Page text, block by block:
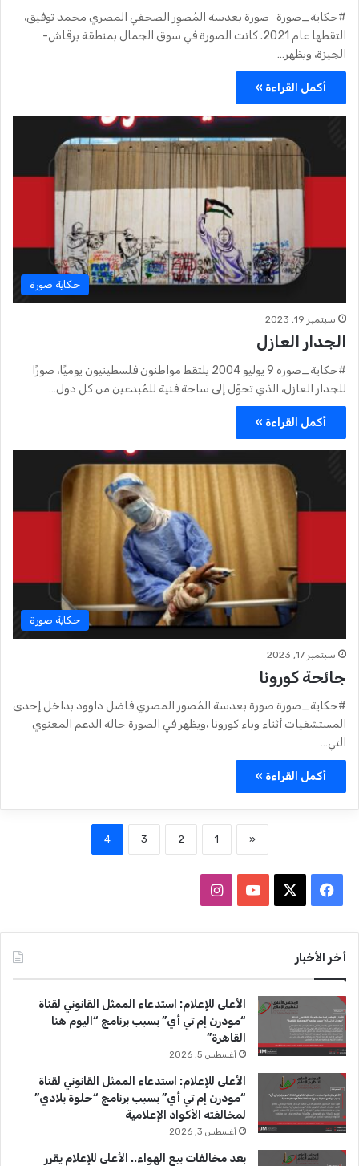
#حكاية_صورة صورة بعدسة المُصوِر الصحفي المصري محمد توفيق،
التقطها عام 2021. كانت الصورة في سوق الجمال بمنطقة برقاش-
الجيزة، ويظهر…
أكمل القراءة »
حكاية صورة
سبتمبر 19, 2023
الجدار العازل
#حكاية_صورة 9 يوليو 2004 يلتقط مواطنون فلسطينيون يوميًا، صورًا
للجدار العازل، الذي تحوّل إلى ساحة فنية للمُبدعين من كل دول…
أكمل القراءة »
حكاية صورة
سبتمبر 17, 2023
جائحة كورونا
#حكاية_صورة صورة بعدسة المُصور المصري فاضل داوود بداخل إحدى
المستشفيات أثناء وباء كورونا ،ويظهر في الصورة حالة الدعم المعنوي
التي…
أكمل القراءة »
«
1
2
3
4
س
و
ك
T
u
b
e
ق
ا
م
أخر الأخبار
الأعلى للإعلام: استدعاء الممثل القانوني لقناة
“مودرن إم تي أي” بسبب برنامج “اليوم هنا
القاهرة”
أغسطس 5, 2026
الأعلى للإعلام: استدعاء الممثل القانوني لقناة
“مودرن إم تي أي” بسبب برنامج “حلوة بلادي”
لمخالفته الأكواد الإعلامية
أغسطس 3, 2026
بعد مخالفات بيع الهواء.. الأعلى للإعلام يقرر